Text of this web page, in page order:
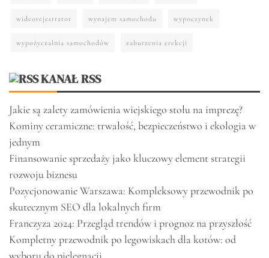
wideorejestrator wynajem samochodu wypoczynek
wypożyczalnia samochodów zaburzenia erekcji
KANAŁ RSS
Jakie są zalety zamówienia wiejskiego stołu na imprezę?
Kominy ceramiczne: trwałość, bezpieczeństwo i ekologia w
jednym
Finansowanie sprzedaży jako kluczowy element strategii
rozwoju biznesu
Pozycjonowanie Warszawa: Kompleksowy przewodnik po
skutecznym SEO dla lokalnych firm
Franczyza 2024: Przegląd trendów i prognoz na przyszłość
Kompletny przewodnik po legowiskach dla kotów: od